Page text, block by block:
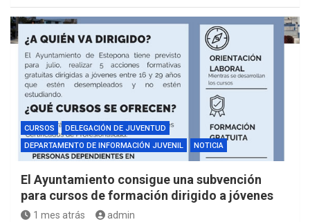
CURSOS
DELEGACIÓN DE JUVENTUD
DEPARTAMENTO DE INFORMACIÓN JUVENIL
NOTICIA
El Ayuntamiento consigue una subvención
para cursos de formación dirigido a jóvenes
1 mes atrás admin